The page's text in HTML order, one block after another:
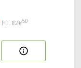
HT:82€50